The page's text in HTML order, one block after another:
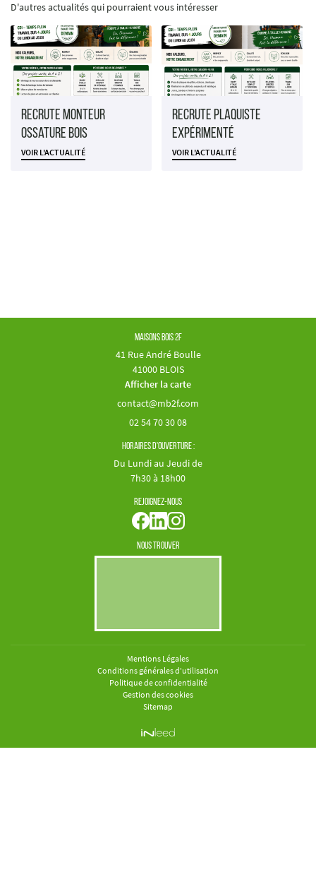
D'autres actualités qui pourraient vous intéresser
Recrute Monteur
Ossature Bois
VOIR L'ACTUALITÉ
Recrute Plaquiste
expérimenté
VOIR L'ACTUALITÉ
Maisons Bois 2F
41 Rue André Boulle
41000 BLOIS
Afficher la carte
02 54 70 30 08
Horaires d'ouverture :
Du Lundi au Jeudi de
7h30 à 18h00
Rejoignez-nous
Nous trouver
Mentions Légales
Conditions générales d'utilisation
Politique de confidentialité
Gestion des cookies
Sitemap